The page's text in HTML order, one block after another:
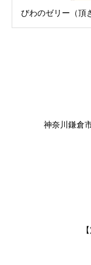
びわのゼリー（頂
神奈川鎌倉